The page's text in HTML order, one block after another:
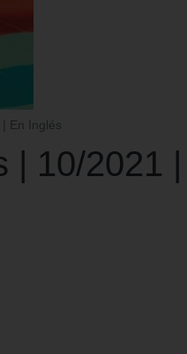
En Inglés
| 10/2021